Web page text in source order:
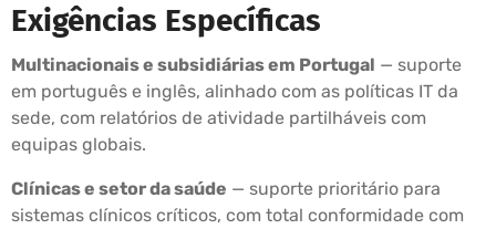
Exigências Específicas
Multinacionais e subsidiárias em Portugal — suporte
em português e inglês, alinhado com as políticas IT da
sede, com relatórios de atividade partilháveis com
equipas globais.
Clínicas e setor da saúde — suporte prioritário para
sistemas clínicos críticos, com total conformidade com